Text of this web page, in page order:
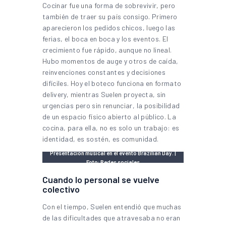
Cocinar fue una forma de sobrevivir, pero
también de traer su país consigo. Primero
aparecieron los pedidos chicos, luego las
ferias, el boca en boca y los eventos. El
crecimiento fue rápido, aunque no lineal.
Hubo momentos de auge y otros de caída,
reinvenciones constantes y decisiones
difíciles. Hoy el boteco funciona en formato
delivery, mientras Suelen proyecta, sin
urgencias pero sin renunciar, la posibilidad
de un espacio físico abierto al público. La
cocina, para ella, no es solo un trabajo: es
identidad, es sostén, es comunidad.
Presentación musical en el evento Brazilian Day. |
Foto: Redes sociales
Cuando lo personal se vuelve
colectivo
Con el tiempo, Suelen entendió que muchas
de las dificultades que atravesaba no eran